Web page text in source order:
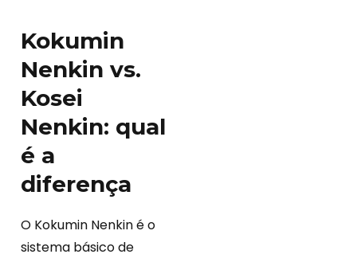
Kokumin
Nenkin vs.
Kosei
Nenkin: qual
é a
diferença
O Kokumin Nenkin é o
sistema básico de